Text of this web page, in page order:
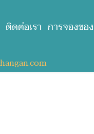
ติดต่อเรา การจองขอ